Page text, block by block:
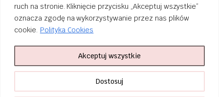
ruch na stronie. Kliknięcie przycisku „Akceptuj wszystkie”
oznacza zgodę na wykorzystywanie przez nas plików
cookie. Polityka Cookies
Dostosuj
Akceptuj wszystkie
nailsibrido.pl Copyright © 2024BSK Media– Part ofBSK Group. All